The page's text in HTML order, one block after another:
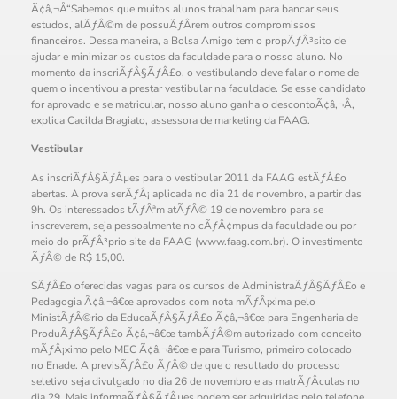
Ã¢â‚¬Å“Sabemos que muitos alunos trabalham para bancar seus
estudos, alÃƒÂ©m de possuÃƒÂ­rem outros compromissos
financeiros. Dessa maneira, a Bolsa Amigo tem o propÃƒÂ³sito de
ajudar e minimizar os custos da faculdade para o nosso aluno. No
momento da inscriÃƒÂ§ÃƒÂ£o, o vestibulando deve falar o nome de
quem o incentivou a prestar vestibular na faculdade. Se esse candidato
for aprovado e se matricular, nosso aluno ganha o descontoÃ¢â‚¬Â,
explica Cacilda Bragiato, assessora de marketing da FAAG.
Vestibular
As inscriÃƒÂ§ÃƒÂµes para o vestibular 2011 da FAAG estÃƒÂ£o
abertas. A prova serÃƒÂ¡ aplicada no dia 21 de novembro, a partir das
9h. Os interessados tÃƒÂªm atÃƒÂ© 19 de novembro para se
inscreverem, seja pessoalmente no cÃƒÂ¢mpus da faculdade ou por
meio do prÃƒÂ³prio site da FAAG (www.faag.com.br). O investimento
ÃƒÂ© de R$ 15,00.
SÃƒÂ£o oferecidas vagas para os cursos de AdministraÃƒÂ§ÃƒÂ£o e
Pedagogia Ã¢â‚¬â€œ aprovados com nota mÃƒÂ¡xima pelo
MinistÃƒÂ©rio da EducaÃƒÂ§ÃƒÂ£o Ã¢â‚¬â€œ para Engenharia de
ProduÃƒÂ§ÃƒÂ£o Ã¢â‚¬â€œ tambÃƒÂ©m autorizado com conceito
mÃƒÂ¡ximo pelo MEC Ã¢â‚¬â€œ e para Turismo, primeiro colocado
no Enade. A previsÃƒÂ£o ÃƒÂ© de que o resultado do processo
seletivo seja divulgado no dia 26 de novembro e as matrÃƒÂ­culas no